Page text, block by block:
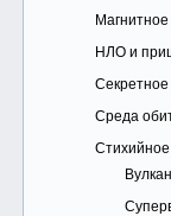
НЛО и
Среда